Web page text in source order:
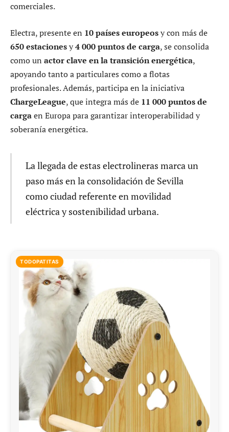
comerciales.
Electra, presente en 10 países europeosy con más de
650 estacionesy4 000 puntos de carga, se consolida
como un actor clave en la transición energética,
apoyando tanto a particulares como a flotas
profesionales. Además, participa en la iniciativa
ChargeLeague, que integra más de 11 000 puntos de
cargaen Europa para garantizar interoperabilidad y
soberanía energética.
La llegada de estas electrolineras marca un
paso más en la consolidación de Sevilla
como ciudad referente en movilidad
eléctrica y sostenibilidad urbana.
TODOPATITAS